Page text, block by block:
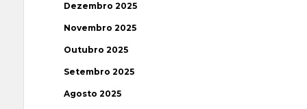
Dezembro 2025
Novembro 2025
Outubro 2025
Setembro 2025
Agosto 2025